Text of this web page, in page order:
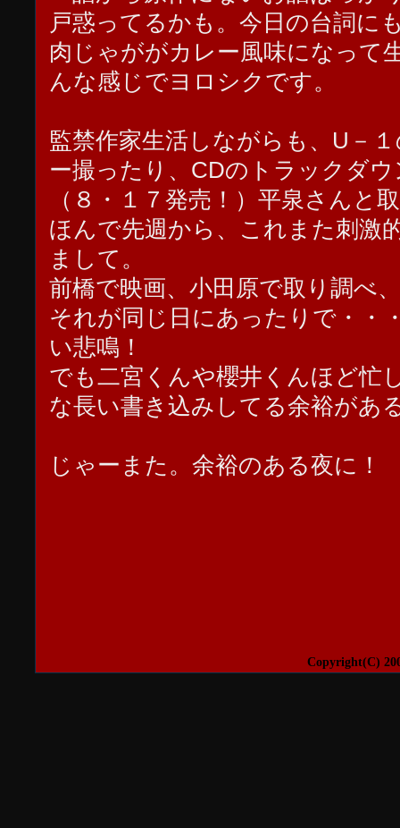
戸惑ってるかも。今日の台詞に
肉じゃががカレー風味になって
んな感じでヨロシクです。
監禁作家生活しながらも、U－
ー撮ったり、CDのトラックダ
（８・１７発売！）平泉さんと
ほんで先週から、これまた刺激
まして。
前橋で映画、小田原で取り調べ
それが同じ日にあったりで・・
い悲鳴！
でも二宮くんや櫻井くんほど忙
な長い書き込みしてる余裕があ
じゃーまた。余裕のある夜に！
Copyright(C)